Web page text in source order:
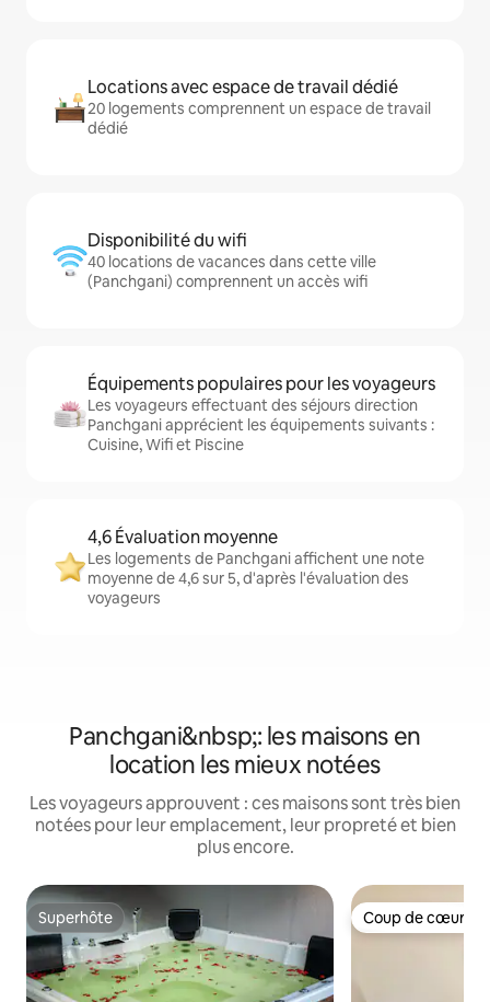
Locations avec espace de travail dédié
20 logements comprennent un espace de travail
dédié
Disponibilité du wifi
40 locations de vacances dans cette ville
(Panchgani) comprennent un accès wifi
Équipements populaires pour les voyageurs
Les voyageurs effectuant des séjours direction
Panchgani apprécient les équipements suivants :
Cuisine, Wifi et Piscine
4,6 Évaluation moyenne
Les logements de Panchgani affichent une note
moyenne de 4,6 sur 5, d'après l'évaluation des
voyageurs
Panchgani&nbsp;: les maisons en
location les mieux notées
Les voyageurs approuvent : ces maisons sont très bien
notées pour leur emplacement, leur propreté et bien
plus encore.
Superhôte
Superhôte Coup de cœur
Coup de cœur